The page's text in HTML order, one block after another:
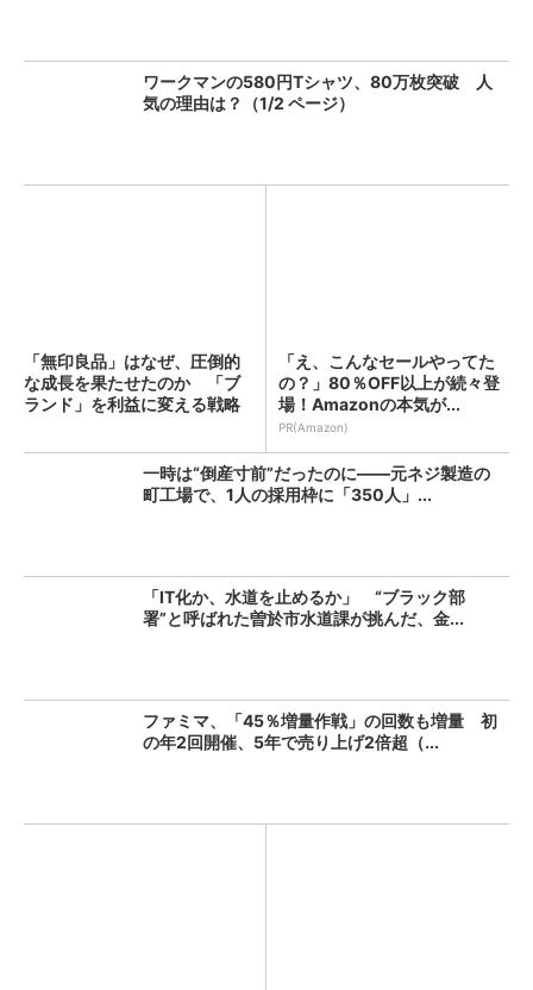
ワークマンの580円Tシャツ、80万枚突破 人
気の理由は？（1/2 ページ）
「無印良品」はなぜ、圧倒的
な成長を果たせたのか 「ブ
ランド」を利益に変える戦略
「え、こんなセールやってた
の？」80％OFF以上が続々登
場！Amazonの本気が...
PR(Amazon)
一時は“倒産寸前”だったのに――元ネジ製造の
町工場で、1人の採用枠に「350人」...
「IT化か、水道を止めるか」 “ブラック部
署”と呼ばれた曽於市水道課が挑んだ、金...
ファミマ、「45％増量作戦」の回数も増量 初
の年2回開催、5年で売り上げ2倍超（...